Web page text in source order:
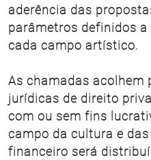
aderência das
parâmetros definidos
cada campo artístico.
As chamadas acolhem
jurídicas de direito
com ou sem fins
campo da cultura e
financeiro será